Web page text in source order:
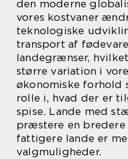
den moderne
vores kostvaner
teknologiske
transport af
landegrænser,
større variation i
økonomiske forhold
rolle i, hvad der er
spise. Lande med
præstere en bredere
fattigere lande er
valgmuligheder.